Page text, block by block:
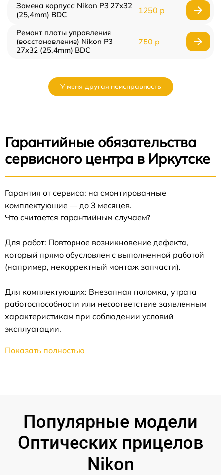
Замена корпуса Nikon P3 27x32
(25,4mm) BDC
1250 р
Ремонт платы управления
(восстановление) Nikon P3
27x32 (25,4mm) BDC
750 р
У меня другая неисправность
Гарантийные обязательства
сервисного центра в Иркутске
Гарантия от сервиса: на смонтированные
комплектующие — до 3 месяцев.
Что считается гарантийным случаем?
Для работ: Повторное возникновение дефекта,
который прямо обусловлен с выполненной работой
(например, некорректный монтаж запчасти).
Для комплектующих: Внезапная поломка, утрата
работоспособности или несоответствие заявленным
характеристикам при соблюдении условий
эксплуатации.
Показать полностью
Популярные модели
Оптических прицелов
Nikon